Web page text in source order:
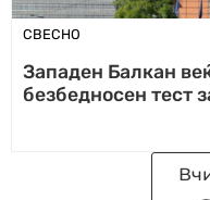
СВЕСНО
Западен Балкан
безбедносен тест